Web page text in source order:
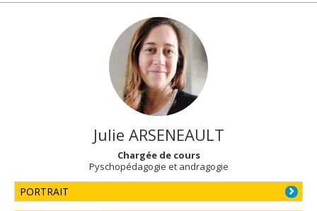
Julie ARSENEAULT
Chargée de cours
Pyschopédagogie et andragogie
PORTRAIT